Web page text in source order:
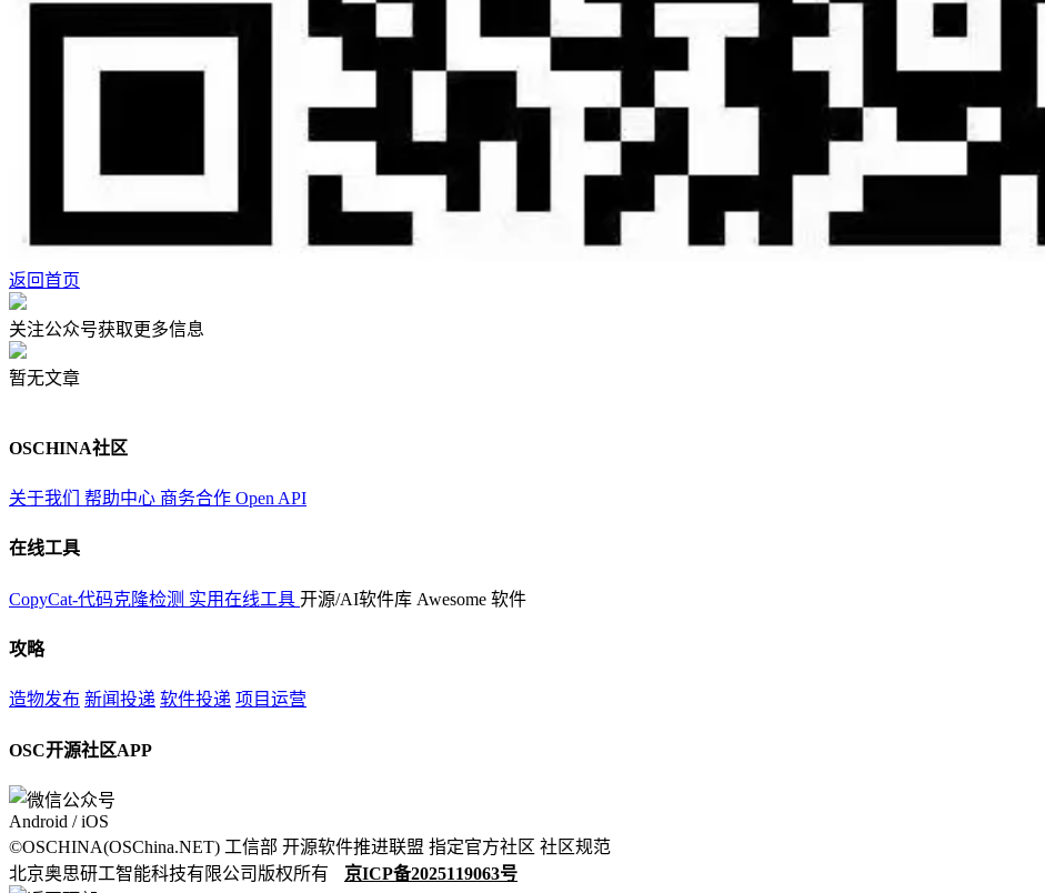
返回首页
关注公众号获取更多信息
暂无文章
OSCHINA社区
关于我们 帮助中心 商务合作 Open API
在线工具
CopyCat-代码克隆检测 实用在线工具 开源/AI软件库 Awesome 软件
攻略
造物发布 新闻投递 软件投递 项目运营
OSC开源社区APP
Android / iOS
©OSCHINA(OSChina.NET) 工信部 开源软件推进联盟 指定官方社区 社区规范
北京奥思研工智能科技有限公司版权所有
京ICP备2025119063号